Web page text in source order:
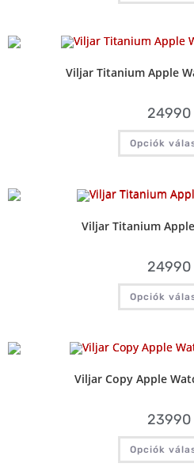
Viljar Titanium Apple
24990
Opciók
Viljar Titanium
24990
Opciók
Viljar Copy Apple
23990
Opciók